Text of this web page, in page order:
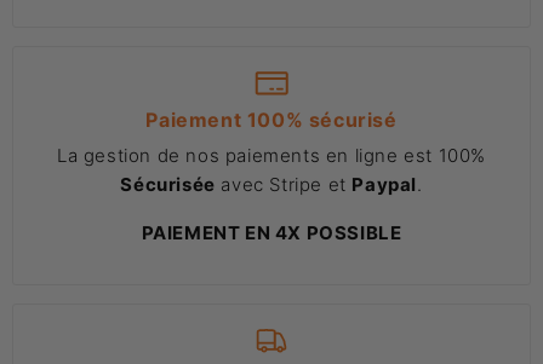
Paiement 100% sécurisé
La gestion de nos paiements en ligne est 100%
Sécurisée avec Stripe et Paypal.
PAIEMENT EN 4X POSSIBLE